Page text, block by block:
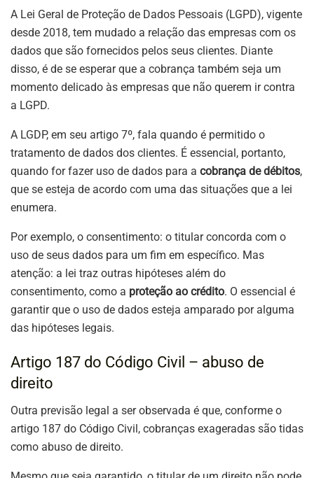
A Lei Geral de Proteção de Dados Pessoais (LGPD), vigente
desde 2018, tem mudado a relação das empresas com os
dados que são fornecidos pelos seus clientes. Diante
disso, é de se esperar que a cobrança também seja um
momento delicado às empresas que não querem ir contra
a LGPD.
A LGDP, em seu artigo 7º, fala quando é permitido o
tratamento de dados dos clientes. É essencial, portanto,
quando for fazer uso de dados para a cobrança de débitos,
que se esteja de acordo com uma das situações que a lei
enumera.
Por exemplo, o consentimento: o titular concorda com o
uso de seus dados para um fim em específico. Mas
atenção: a lei traz outras hipóteses além do
consentimento, como a proteção ao crédito. O essencial é
garantir que o uso de dados esteja amparado por alguma
das hipóteses legais.
Artigo 187 do Código Civil – abuso de
direito
Outra previsão legal a ser observada é que, conforme o
artigo 187 do Código Civil, cobranças exageradas são tidas
como abuso de direito.